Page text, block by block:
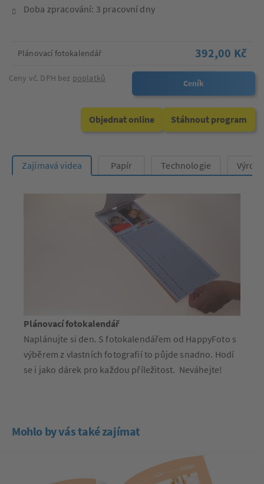
Doba zpracování: 3 pracovní dny
Plánovací fotokalendář 392,00 Kč
Ceník
Ceny vč. DPH bez poplatků
Objednat online Stáhnout program
Zajímavá videa Papír Technologie
Plánovací fotokalendář
Naplánujte si den. S fotokalendářem od HappyFoto s
výběrem z vlastních fotografií to půjde snadno. Hodí
se i jako dárek pro každou příležitost. Neváhejte!
Mohlo by vás také zajímat